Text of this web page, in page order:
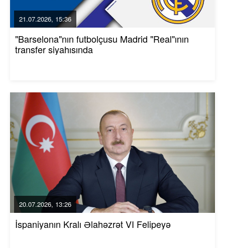
21.07.2026, 15:36
"Barselona"nın futbolçusu Madrid "Real"ının
transfer siyahısında
20.07.2026, 13:26
İspaniyanın Kralı Əlahəzrət VI Felipeyə